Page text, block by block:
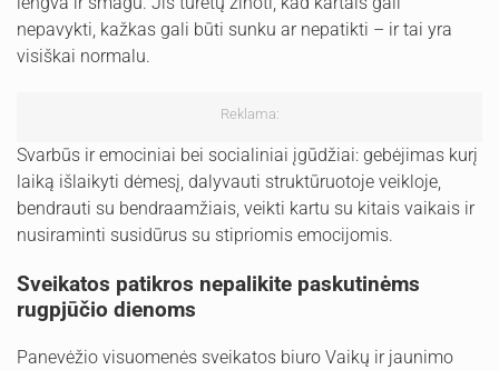
nepavykti, kažkas gali būti sunku ar nepatikti – ir tai yra
visiškai normalu.
Reklama:
Svarbūs ir emociniai bei socialiniai įgūdžiai: gebėjimas kurį
laiką išlaikyti dėmesį, dalyvauti struktūruotoje veikloje,
bendrauti su bendraamžiais, veikti kartu su kitais vaikais ir
nusiraminti susidūrus su stipriomis emocijomis.
Sveikatos patikros nepalikite paskutinėms
rugpjūčio dienoms
Panevėžio visuomenės sveikatos biuro Vaikų ir jaunimo